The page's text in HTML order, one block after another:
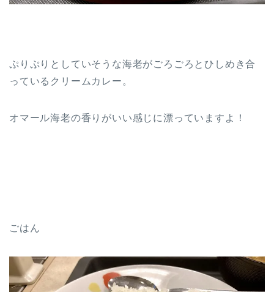
ぷりぷりとしていそうな海老がごろごろとひしめき合
っているクリームカレー。
オマール海老の香りがいい感じに漂っていますよ！
ごはん